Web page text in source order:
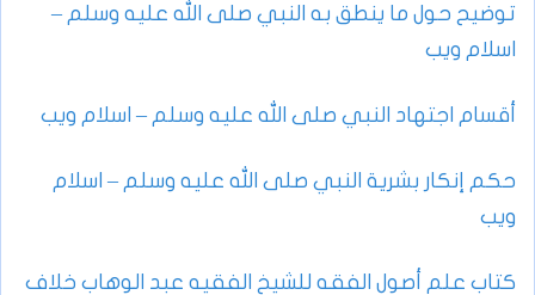
توضيح حول ما ينطق به النبي صلى الله عليه وسلم –
اسلام ويب
أقسام اجتهاد النبي صلى الله عليه وسلم – اسلام ويب
حكم إنكار بشرية النبي صلى الله عليه وسلم – اسلام
ويب
كتاب علم أصول الفقه للشيخ الفقيه عبد الوهاب خلاف